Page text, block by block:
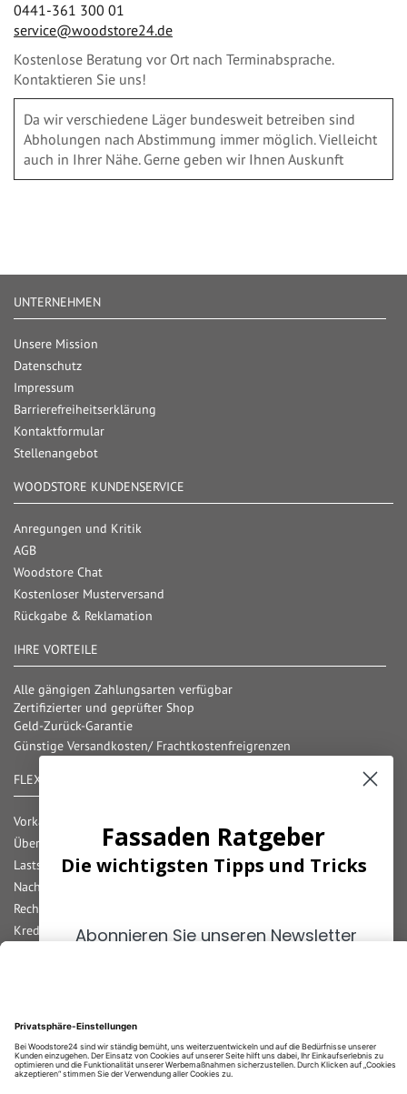
0441-361 300 01
service@woodstore24.de
Kostenlose Beratung vor Ort nach Terminabsprache.
Kontaktieren Sie uns!
Da wir verschiedene Läger bundesweit betreiben sind
Abholungen nach Abstimmung immer möglich. Vielleicht
auch in Ihrer Nähe. Gerne geben wir Ihnen Auskunft
UNTERNEHMEN
Unsere Mission
Datenschutz
Impressum
Barrierefreiheitserklärung
Kontaktformular
Stellenangebot
WOODSTORE KUNDENSERVICE
Anregungen und Kritik
AGB
Woodstore Chat
Kostenloser Musterversand
Rückgabe & Reklamation
IHRE VORTEILE
Alle gängigen Zahlungsarten verfügbar
Zertifizierter und geprüfter Shop
Geld-Zurück-Garantie
Günstige Versandkosten/ Frachtkostenfreigrenzen
FLEXIBLE ZAHLUNG
Vorkasse
Überweisung
Lastschrift
Nachnahme
Rechnung
Kreditkarte
Fassaden Ratgeber
Die wichtigsten Tipps und Tricks
Abonnieren Sie unseren Newsletter